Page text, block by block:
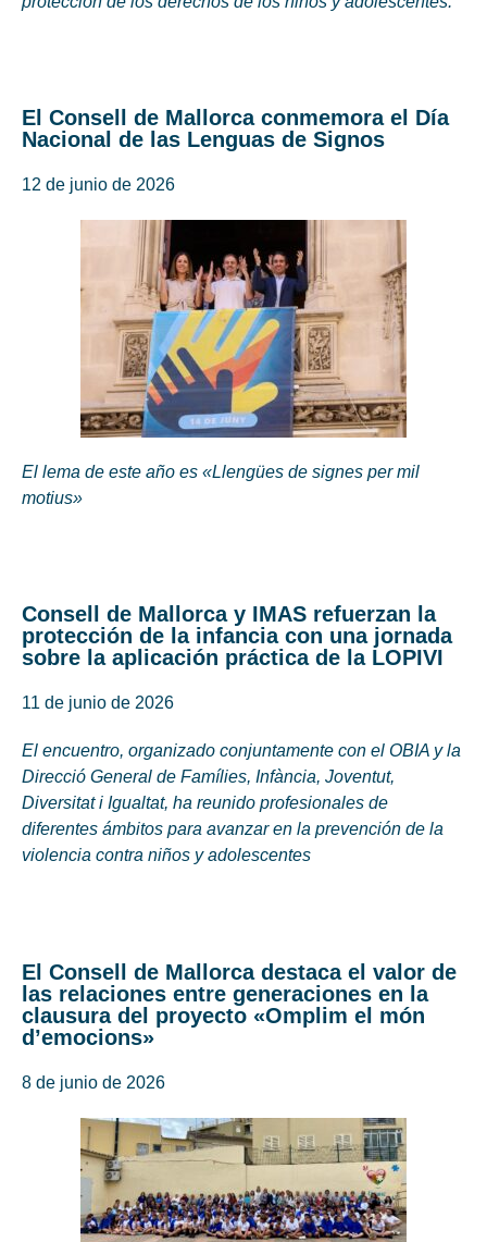
El Consell de Mallorca conmemora el Día
Nacional de las Lenguas de Signos
12 de junio de 2026
El lema de este año es «Llengües de signes per mil
motius»
Consell de Mallorca y IMAS refuerzan la
protección de la infancia con una jornada
sobre la aplicación práctica de la LOPIVI
11 de junio de 2026
El encuentro, organizado conjuntamente con el OBIA y la
Direcció General de Famílies, Infància, Joventut,
Diversitat i Igualtat, ha reunido profesionales de
diferentes ámbitos para avanzar en la prevención de la
violencia contra niños y adolescentes
El Consell de Mallorca destaca el valor de
las relaciones entre generaciones en la
clausura del proyecto «Omplim el món
d’emocions»
8 de junio de 2026